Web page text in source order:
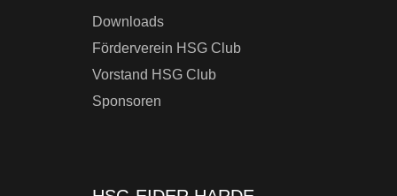
Downloads
Förderverein HSG Club
Vorstand HSG Club
Sponsoren